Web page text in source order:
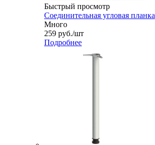
Быстрый просмотр
Соединительная угловая планка
Много
259 руб./шт
Подробнее